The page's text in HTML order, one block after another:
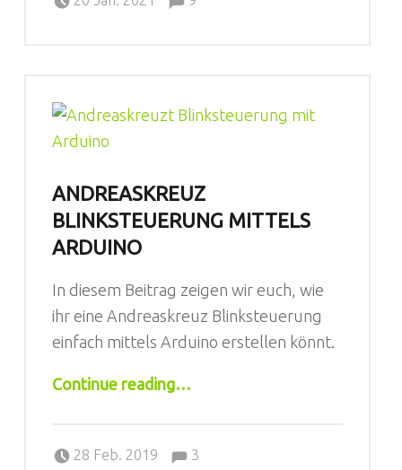
ANDREASKREUZ
BLINKSTEUERUNG MITTELS
ARDUINO
In diesem Beitrag zeigen wir euch, wie
ihr eine Andreaskreuz Blinksteuerung
einfach mittels Arduino erstellen könnt.
Continue reading…
28 Feb. 2019
Sebastian Comments:3